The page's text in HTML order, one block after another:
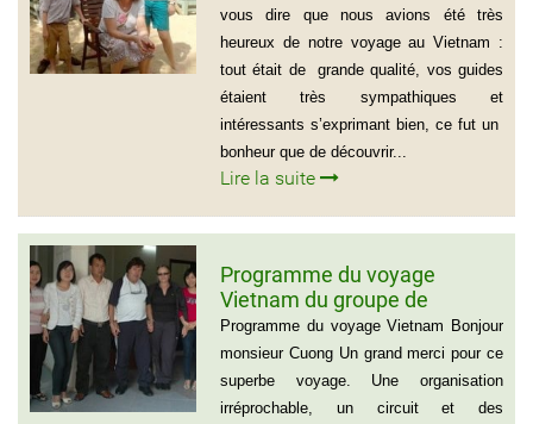
vous dire que nous avions été très
heureux de notre voyage au Vietnam :
tout était de grande qualité, vos guides
étaient très sympathiques et
intéressants s’exprimant bien, ce fut un
bonheur que de découvrir...
Lire la suite
Programme du voyage
Vietnam du groupe de
madame et Mr Jean Marie
Cannac
Programme du voyage Vietnam Bonjour
monsieur Cuong Un grand merci pour ce
superbe voyage. Une organisation
irréprochable, un circuit et des